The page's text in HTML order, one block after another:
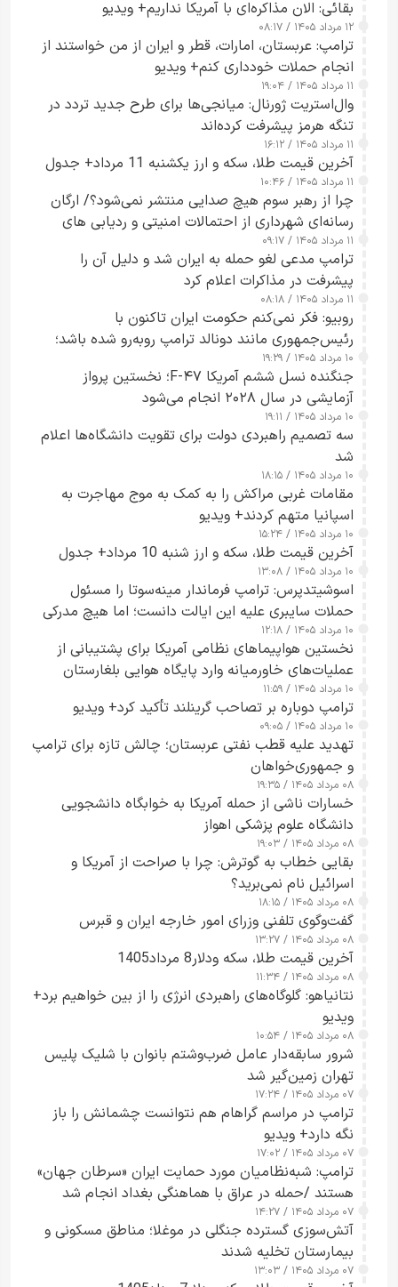
بقائی: الان مذاکره‌ای با آمریکا نداریم+ ویدیو
۱۲ مرداد ۱۴۰۵ / ۰۸:۱۷
ترامپ: عربستان، امارات، قطر و ایران از من خواستند از
انجام حملات خودداری کنم+ ویدیو
۱۱ مرداد ۱۴۰۵ / ۱۹:۰۴
وال‌استریت ژورنال: میانجی‌ها برای طرح جدید تردد در
تنگه هرمز پیشرفت کرده‌اند
۱۱ مرداد ۱۴۰۵ / ۱۶:۱۲
آخرین قیمت طلا، سکه و ارز یکشنبه 11 مرداد+ جدول
۱۱ مرداد ۱۴۰۵ / ۱۰:۴۶
چرا از رهبر سوم هیچ صدایی منتشر نمی‌شود؟/ ارگان
رسانه‌ای شهرداری از احتمالات امنیتی و ردیابی های
جاسوسی گفت
۱۱ مرداد ۱۴۰۵ / ۰۹:۱۷
ترامپ مدعی لغو حمله به ایران شد و دلیل آن را
پیشرفت در مذاکرات اعلام کرد
۱۱ مرداد ۱۴۰۵ / ۰۸:۱۸
روبیو: فکر نمی‌کنم حکومت ایران تاکنون با
رئیس‌جمهوری مانند دونالد ترامپ روبه‌رو شده باشد؛
کسی که واقعاً دست به اقدام می‌زند
۱۰ مرداد ۱۴۰۵ / ۱۹:۲۹
جنگنده نسل ششم آمریکا F-۴۷؛ نخستین پرواز
آزمایشی در سال ۲۰۲۸ انجام می‌شود
۱۰ مرداد ۱۴۰۵ / ۱۹:۱۱
سه تصمیم راهبردی دولت برای تقویت دانشگاه‌ها اعلام
شد
۱۰ مرداد ۱۴۰۵ / ۱۸:۱۵
مقامات غربی مراکش را به کمک به موج مهاجرت به
اسپانیا متهم کردند+ ویدیو
۱۰ مرداد ۱۴۰۵ / ۱۵:۲۴
آخرین قیمت طلا، سکه و ارز شنبه 10 مرداد+ جدول
۱۰ مرداد ۱۴۰۵ / ۱۳:۰۸
اسوشیتدپرس: ترامپ فرماندار مینه‌سوتا را مسئول
حملات سایبری علیه این ایالت دانست؛ اما هیچ مدرکی
ارائه نکرد
۱۰ مرداد ۱۴۰۵ / ۱۲:۱۸
نخستین هواپیماهای نظامی آمریکا برای پشتیبانی از
عملیات‌های خاورمیانه وارد پایگاه هوایی بلغارستان
شدند
۱۰ مرداد ۱۴۰۵ / ۱۱:۵۹
ترامپ دوباره بر تصاحب گرینلند تأکید کرد+ ویدیو
۱۰ مرداد ۱۴۰۵ / ۰۹:۰۵
تهدید علیه قطب نفتی عربستان؛ چالش تازه برای ترامپ
و جمهوری‌خواهان
۰۸ مرداد ۱۴۰۵ / ۱۹:۳۵
خسارات ناشی از حمله آمریکا به خوابگاه دانشجویی
دانشگاه علوم پزشکی اهواز
۰۸ مرداد ۱۴۰۵ / ۱۹:۰۳
بقایی خطاب به گوترش: چرا با صراحت از آمریکا و
اسرائیل نام نمی‌برید؟
۰۸ مرداد ۱۴۰۵ / ۱۸:۱۵
گفت‌وگوی تلفنی وزرای امور خارجه ایران و قبرس
۰۸ مرداد ۱۴۰۵ / ۱۳:۲۷
آخرین قیمت طلا، سکه ودلار8 مرداد1405
۰۸ مرداد ۱۴۰۵ / ۱۱:۳۴
نتانیاهو: گلوگاه‌های راهبردی انرژی را از بین خواهیم برد+
ویدیو
۰۸ مرداد ۱۴۰۵ / ۱۰:۵۴
شرور سابقه‌دار عامل ضرب‌وشتم بانوان با شلیک پلیس
تهران زمین‌گیر شد
۰۷ مرداد ۱۴۰۵ / ۱۷:۲۴
ترامپ در مراسم گراهام هم نتوانست چشمانش را باز
نگه دارد+ ویدیو
۰۷ مرداد ۱۴۰۵ / ۱۷:۰۲
ترامپ: شبه‌نظامیان مورد حمایت ایران «سرطان جهان»
هستند /حمله در عراق با هماهنگی بغداد انجام شد
۰۷ مرداد ۱۴۰۵ / ۱۴:۲۷
آتش‌سوزی گسترده جنگلی در موغلا؛ مناطق مسکونی و
بیمارستان تخلیه شدند
۰۷ مرداد ۱۴۰۵ / ۱۳:۰۳